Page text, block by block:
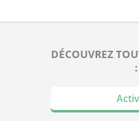
DÉCOUVREZ
: